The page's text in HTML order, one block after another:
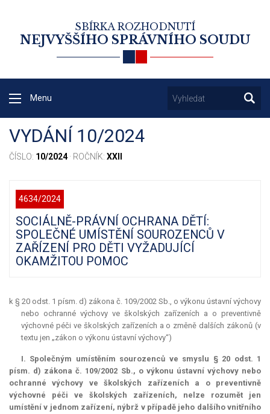
SBÍRKA ROZHODNUTÍ
NEJVYŠŠÍHO SPRÁVNÍHO SOUDU
Menu
VYDÁNÍ 10/2024
ČÍSLO: 10/2024· ROČNÍK: XXII
4634/2024
SOCIÁLNĚ-PRÁVNÍ OCHRANA DĚTÍ:
SPOLEČNÉ UMÍSTĚNÍ SOUROZENCŮ V
ZAŘÍZENÍ PRO DĚTI VYŽADUJÍCÍ
OKAMŽITOU POMOC
k § 20 odst. 1 písm. d) zákona č. 109/2002 Sb., o výkonu ústavní výchovy
nebo ochranné výchovy ve školských zařízeních a o preventivně
výchovné péči ve školských zařízeních a o změně dalších zákonů (v
textu jen „zákon o výkonu ústavní výchovy“)
I. Společným umístěním sourozenců ve smyslu § 20 odst. 1
písm. d) zákona č. 109/2002 Sb., o výkonu ústavní výchovy nebo
ochranné výchovy ve školských zařízeních a o preventivně
výchovné péči ve školských zařízeních, nelze rozumět jen
umístění v jednom zařízení, nýbrž v případě jeho dalšího vnitřního